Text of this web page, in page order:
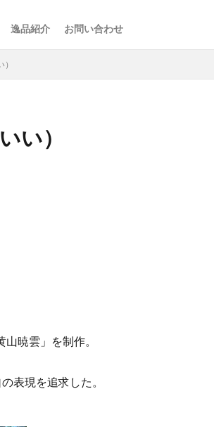
逸品紹介 お問い合わせ
い）
暁雲」を制作。
表現を追求した。
検索